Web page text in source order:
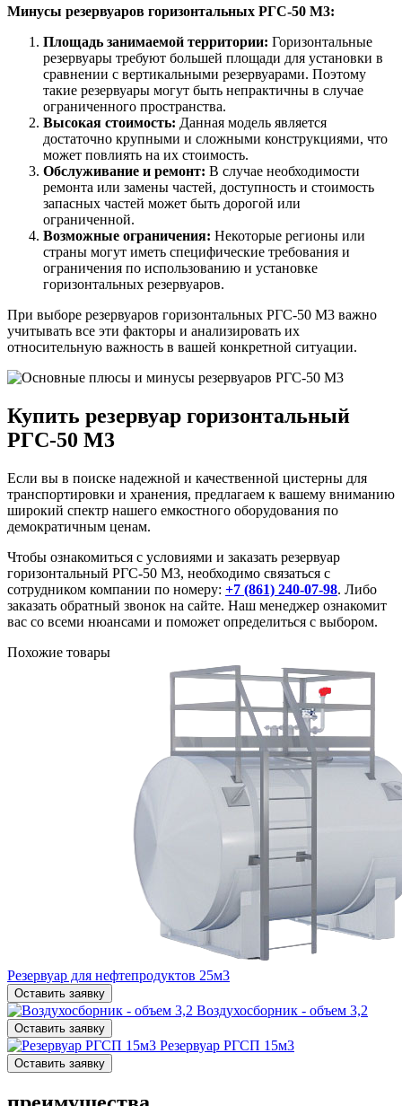
Минусы резервуаров горизонтальных РГС-50 М3:
Площадь занимаемой территории: Горизонтальные
резервуары требуют большей площади для установки в
сравнении с вертикальными резервуарами. Поэтому
такие резервуары могут быть непрактичны в случае
ограниченного пространства.
Высокая стоимость: Данная модель является
достаточно крупными и сложными конструкциями, что
может повлиять на их стоимость.
Обслуживание и ремонт: В случае необходимости
ремонта или замены частей, доступность и стоимость
запасных частей может быть дорогой или
ограниченной.
Возможные ограничения: Некоторые регионы или
страны могут иметь специфические требования и
ограничения по использованию и установке
горизонтальных резервуаров.
При выборе резервуаров горизонтальных РГС-50 М3 важно
учитывать все эти факторы и анализировать их
относительную важность в вашей конкретной ситуации.
Купить резервуар горизонтальный
РГС-50 М3
Если вы в поиске надежной и качественной цистерны для
транспортировки и хранения, предлагаем к вашему вниманию
широкий спектр нашего емкостного оборудования по
демократичным ценам.
Чтобы ознакомиться с условиями и заказать резервуар
горизонтальный РГС-50 М3, необходимо связаться с
сотрудником компании по номеру: +7 (861) 240-07-98. Либо
заказать обратный звонок на сайте. Наш менеджер ознакомит
вас со всеми нюансами и поможет определиться с выбором.
Похожие товары
Резервуар для нефтепродуктов 25м3
Оставить заявку
Воздухосборник - объем 3,2
Оставить заявку
Резервуар РГСП 15м3
Оставить заявку